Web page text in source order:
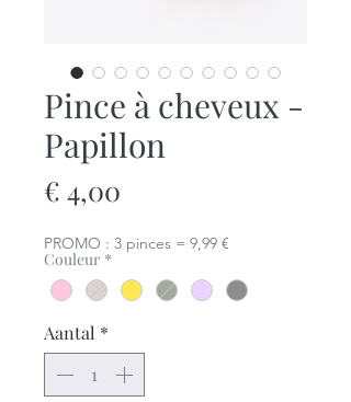
Pince à cheveux -
Papillon
€ 4,00
PROMO : 3 pinces = 9,99 €
Couleur *
Aantal *